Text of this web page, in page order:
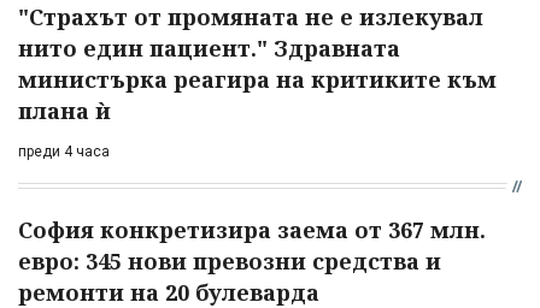
"Страхът от промяната не е излекувал
нито един пациент." Здравната
министърка реагира на критиките към
плана ѝ
преди 4 часа
София конкретизира заема от 367 млн.
евро: 345 нови превозни средства и
ремонти на 20 булеварда